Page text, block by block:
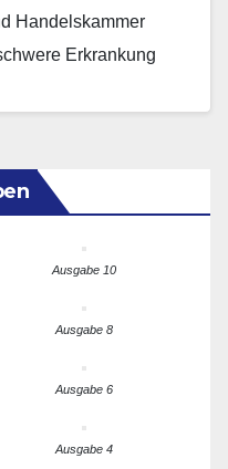
Handelskammer
Erkrankung
Ausgabe 10
Ausgabe 8
Ausgabe 6
Ausgabe 4